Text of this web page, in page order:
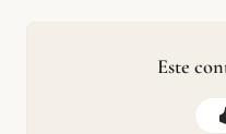
Este